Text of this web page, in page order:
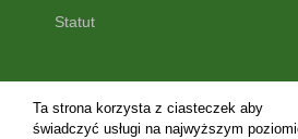
Statut
Ta strona korzysta z ciasteczek aby
świadczyć usługi na najwyższym